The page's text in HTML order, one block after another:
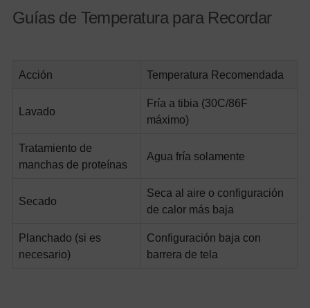
Guías de Temperatura para Recordar
Acción Temperatura Recomendada
Lavado
Fría a tibia (30C/86F
máximo)
Tratamiento de
manchas de proteínas
Agua fría solamente
Secado
Seca al aire o configuración
de calor más baja
Planchado (si es
necesario)
Configuración baja con
barrera de tela